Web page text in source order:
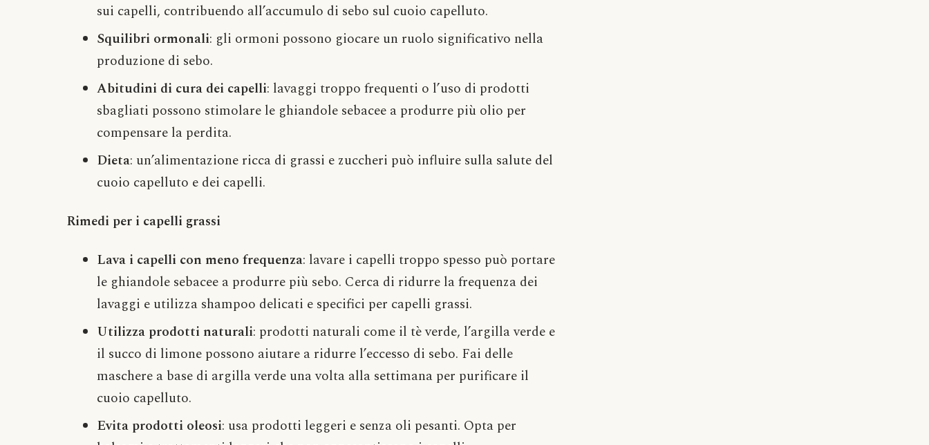
sui capelli, contribuendo all’accumulo di sebo sul cuoio capelluto.
Squilibri ormonali: gli ormoni possono giocare un ruolo significativo nella
produzione di sebo.
Abitudini di cura dei capelli: lavaggi troppo frequenti o l’uso di prodotti
sbagliati possono stimolare le ghiandole sebacee a produrre più olio per
compensare la perdita.
Dieta: un’alimentazione ricca di grassi e zuccheri può influire sulla salute del
cuoio capelluto e dei capelli.
Rimedi per i capelli grassi
Lava i capelli con meno frequenza: lavare i capelli troppo spesso può portare
le ghiandole sebacee a produrre più sebo. Cerca di ridurre la frequenza dei
lavaggi e utilizza shampoo delicati e specifici per capelli grassi.
Utilizza prodotti naturali: prodotti naturali come il tè verde, l’argilla verde e
il succo di limone possono aiutare a ridurre l’eccesso di sebo. Fai delle
maschere a base di argilla verde una volta alla settimana per purificare il
cuoio capelluto.
Evita prodotti oleosi: usa prodotti leggeri e senza oli pesanti. Opta per